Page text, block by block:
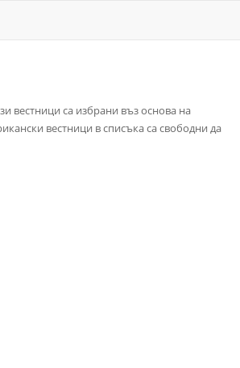
вестници са избрани въз основа на
вестници в списъка са свободни да